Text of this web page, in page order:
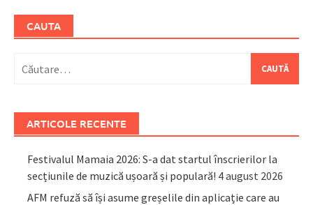
CAUTA
după:
ARTICOLE RECENTE
Festivalul Mamaia 2026: S-a dat startul înscrierilor la
secțiunile de muzică ușoară și populară! 4 august 2026
AFM refuză să își asume greșelile din aplicație care au